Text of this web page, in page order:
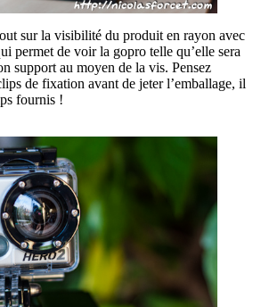
sur la visibilité du produit en rayon avec
permet de voir la gopro telle qu’elle sera
support au moyen de la vis. Pensez
de fixation avant de jeter l’emballage, il
fournis !